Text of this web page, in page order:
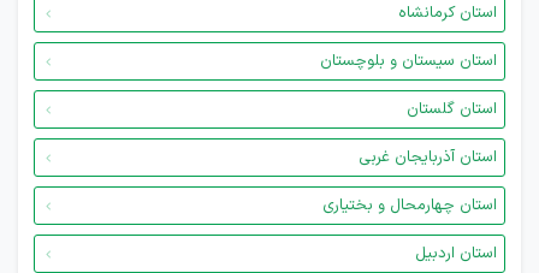
استان کرمانشاه
استان سیستان و بلوچستان
استان گلستان
استان آذربایجان غربی
استان چهارمحال و بختیاری
استان اردبیل